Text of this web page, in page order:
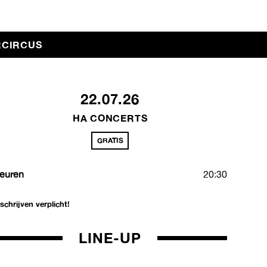
22.07.26
HA CONCERTS
GRATIS
20:30
verplicht!
LINE-UP